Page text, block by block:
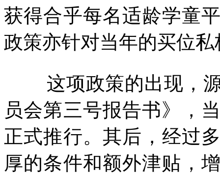
获得合乎每名适龄学童
政策亦针对当年的买位
这项政策的出现，
员会第三号报告书》，
正式推行。其后，经过
厚的条件和额外津贴，